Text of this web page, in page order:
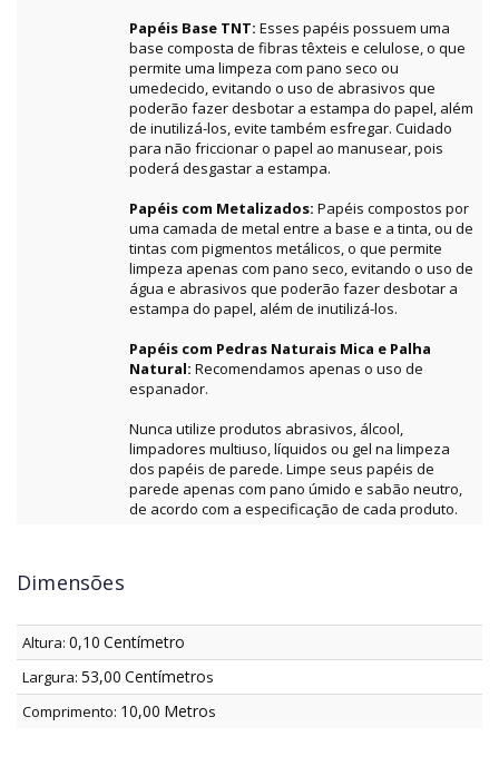
Papéis Base TNT: Esses papéis possuem uma
base composta de fibras têxteis e celulose, o que
permite uma limpeza com pano seco ou
umedecido, evitando o uso de abrasivos que
poderão fazer desbotar a estampa do papel, além
de inutilizá-los, evite também esfregar. Cuidado
para não friccionar o papel ao manusear, pois
poderá desgastar a estampa.
Papéis com Metalizados: Papéis compostos por
uma camada de metal entre a base e a tinta, ou de
tintas com pigmentos metálicos, o que permite
limpeza apenas com pano seco, evitando o uso de
água e abrasivos que poderão fazer desbotar a
estampa do papel, além de inutilizá-los.
Papéis com Pedras Naturais Mica e Palha
Natural: Recomendamos apenas o uso de
espanador.
Nunca utilize produtos abrasivos, álcool,
limpadores multiuso, líquidos ou gel na limpeza
dos papéis de parede. Limpe seus papéis de
parede apenas com pano úmido e sabão neutro,
de acordo com a especificação de cada produto.
Dimensões
Altura: 0,10 Centímetro
Largura: 53,00 Centímetros
Comprimento: 10,00 Metros